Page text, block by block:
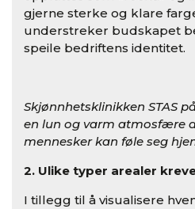
gjerne sterke og klare
understreker budskapet
speile bedriftens identitet.
Skjønnhetsklinikken STAS
en lun og varm atmosfære
mennesker kan føle seg
2. Ulike typer arealer
I tillegg til å visualisere